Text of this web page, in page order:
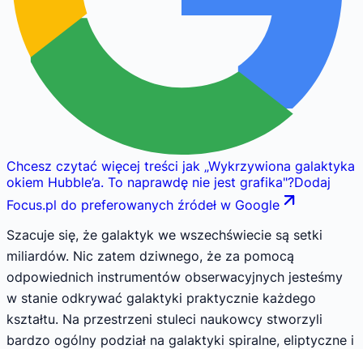
Chcesz czytać więcej treści jak „Wykrzywiona galaktyka
okiem Hubble’a. To naprawdę nie jest grafika"?Dodaj
Focus.pl do preferowanych źródeł w Google
Szacuje się, że galaktyk we wszechświecie są setki
miliardów. Nic zatem dziwnego, że za pomocą
odpowiednich instrumentów obserwacyjnych jesteśmy
w stanie odkrywać galaktyki praktycznie każdego
kształtu. Na przestrzeni stuleci naukowcy stworzyli
bardzo ogólny podział na galaktyki spiralne, eliptyczne i